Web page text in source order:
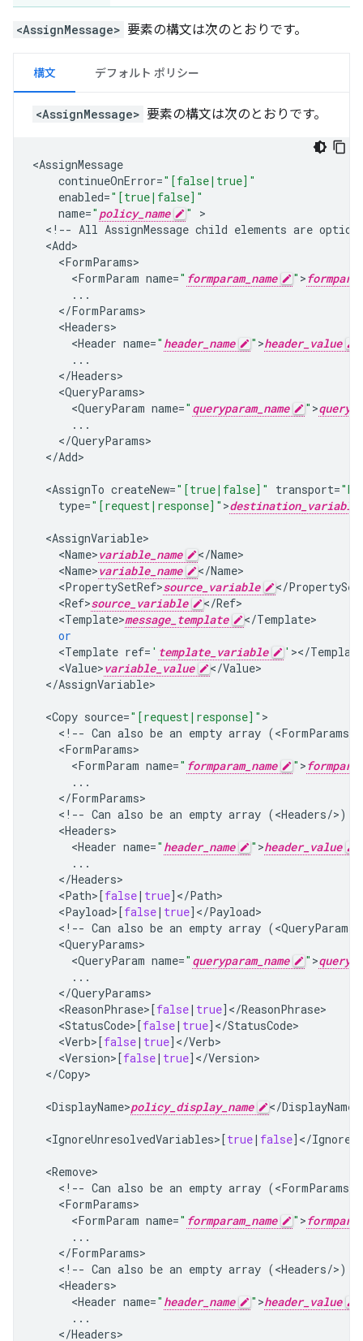
<AssignMessage> 要素の構文は次のとおりです。
構文 デフォルト ポリシー
<AssignMessage> 要素の構文は次のとおりです。
<AssignMessage
continueOnError="[false|true]"
enabled="[true|false]"
name=" policy_name "
< !-- All AssignMessage child elements are
<Add
<FormParams
<FormParam name=" formparam_name " >
...
</FormParams
<Headers
<Header name=" header_name " >header_value
...
</Headers
<QueryParams
<QueryParam name=" queryparam_name " >
...
</QueryParams
</Add>
<AssignTo createNew="[true|false]" transport=
type="[request|response]" >
<AssignVariable
<Name>variable_name </Name
<Name>variable_name </Name
<PropertySetRef>source_variable </
<Ref>source_variable </Ref
<Template>message_template </Template
or
<Template ref= ' template_variable ' ></Template
<Value>variable_value </Value
</AssignVariable>
<Copy source="[request|response]"
< !-- Can also be an empty array (<FormParams
<FormParams
<FormParam name=" formparam_name " >
...
</FormParams
< !-- Can also be an empty array (<Headers/>)
<Headers
<Header name=" header_name " >header_value
...
</Headers
<Path>[false| true] </Path
<Payload>[false| true] </Payload
< !-- Can also be an empty array (<QueryParams
<QueryParams
<QueryParam name=" queryparam_name " >
...
</QueryParams
<ReasonPhrase>[false| true] </ReasonPhrase
<StatusCode>[false| true] </StatusCode
<Verb>[false| true] </Verb
<Version>[false| true] </Version
</Copy>
<DisplayName>policy_display_name </DisplayName
<IgnoreUnresolvedVariables>[true| false] </
<Remove
< !-- Can also be an empty array (<FormParams
<FormParams
<FormParam name=" formparam_name " >
...
</FormParams
< !-- Can also be an empty array (<Headers/>)
<Headers
<Header name=" header_name " >header_value
...
</Headers